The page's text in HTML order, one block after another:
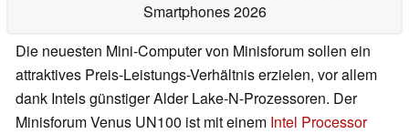
Smartphones 2026
Die neuesten Mini-Computer von Minisforum sollen ein
attraktives Preis-Leistungs-Verhältnis erzielen, vor allem
dank Intels günstiger Alder Lake-N-Prozessoren. Der
Minisforum Venus UN100 ist mit einem Intel Processor